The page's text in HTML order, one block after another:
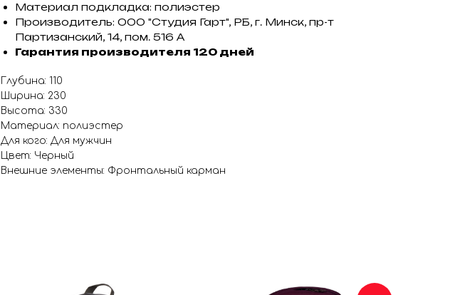
Материал подкладка: полиэстер
Производитель: ООО "Студия Гарт", РБ, г. Минск, пр-т
Партизанский, 14, пом. 516 А
Гарантия производителя 120 дней
Глубина: 110
Ширина: 230
Высота: 330
Материал: полиэстер
Для кого: Для мужчин
Цвет: Черный
Внешние элементы: Фронтальный карман